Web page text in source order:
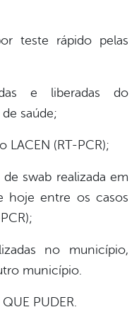
teste rápido pelas
e liberadas do
saúde;
LACEN (RT-PCR);
swab realizada em
hoje entre os casos
no município,
município.
PUDER.